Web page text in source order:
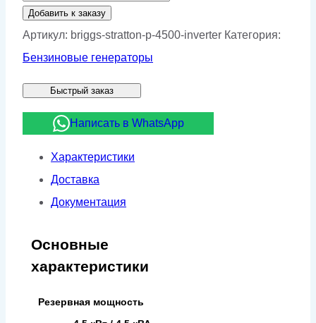
товара
Бензиновый
генератор
&
Stratton
Inverter
Добавить к заказу
Артикул: briggs-stratton-p-4500-inverter Категория:
Бензиновые генераторы
Быстрый заказ
Написать в WhatsApp
Характеристики
Доставка
Документация
Основные
характеристики
Резервная мощность